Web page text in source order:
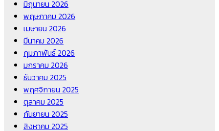
มิถุนายน 2026
พฤษภาคม 2026
เมษายน 2026
มีนาคม 2026
กุมภาพันธ์ 2026
มกราคม 2026
ธันวาคม 2025
พฤศจิกายน 2025
ตุลาคม 2025
กันยายน 2025
สิงหาคม 2025